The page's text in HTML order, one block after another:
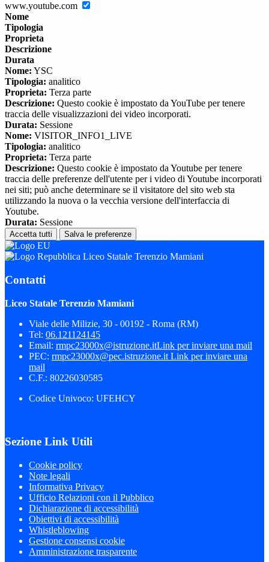
www.youtube.com
Nome
Tipologia
Proprieta
Descrizione
Durata
Nome: YSC
Tipologia: analitico
Proprieta: Terza parte
Descrizione: Questo cookie è impostato da YouTube per tenere
traccia delle visualizzazioni dei video incorporati.
Durata: Sessione
Nome: VISITOR_INFO1_LIVE
Tipologia: analitico
Proprieta: Terza parte
Descrizione: Questo cookie è impostato da Youtube per tenere
traccia delle preferenze dell'utente per i video di Youtube incorporati
nei siti; può anche determinare se il visitatore del sito web sta
utilizzando la nuova o la vecchia versione dell'interfaccia di
Youtube.
Durata: Sessione
Accetta tutti Salva le preferenze
Liceo Statale Terenzio Mamiani
Contatti
Liceo Statale Terenzio Mamiani
Viale delle Milizie, 30 - 00192 - Roma (RM)
Tel: 06.121124145
Email: rmpc23000x@istruzione.itLink per inviare una mail
PEC: rmpc23000x@pec.istruzione.it Link per inviare una
mail
C.F.: 80226030585
Codice Univoco: UFEHCY
Sezione Link Utili
Cookie policy
Note legali
Informativa Privacy
Ufficio Relazioni con il Pubblico
Dichiarazione di accessibilità
Obiettivi di accessibilità
Whistleblowing
Gestione consensi cookie
Amministrazione trasparente